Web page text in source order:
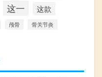
这一 这款
颅骨 骨关节炎